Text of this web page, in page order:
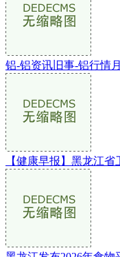
铝-铝资讯旧事-铝行情
【健康早报】黑龙江